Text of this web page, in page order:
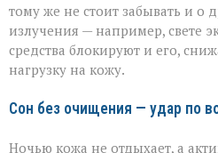
тому же не стоит забывать и о
излучения — например, свете
средства блокируют и его,
нагрузку на кожу.
Сон без очищения — удар по
Ночью кожа не отдыхает, а